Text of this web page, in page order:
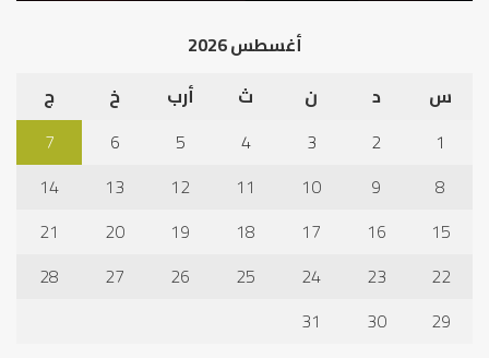
أغسطس 2026
س
د ن ث أرب خ
ج
1
2
3
4
5
6
7
8
9
10
11
12
13
14
15
16
17
18
19
20
21
22
23
24
25
26
27
28
29
30
31